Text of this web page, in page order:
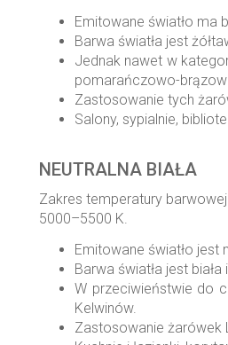
Emitowane światło ma
Barwa światła jest
Jednak nawet w
pomarańczowo-
Zastosowanie tych
Salony, sypialnie,
NEUTRALNA BIAŁA
Zakres temperatury
5000–5500 K.
Emitowane światło jest
Barwa światła jest
W przeciwieństwie do
Kelwinów.
Zastosowanie żarówek